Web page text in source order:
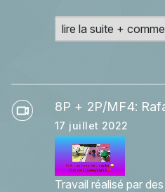
lire la suite +
8P + 2P/MF4:
17 juillet 2022
Travail réalisé par